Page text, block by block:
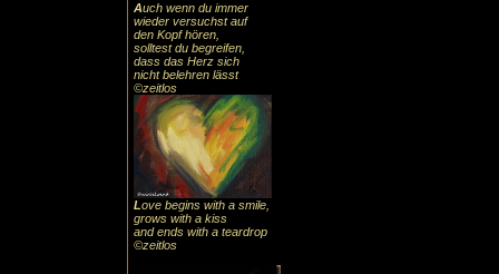
Auch wenn du immer
wieder versuchst auf
den Kopf hören,
solltest du begreifen,
dass das Herz sich
nicht belehren lässt
©zeitlos
Love begins with a smile,
grows with a kiss
and ends with a teardrop
©zeitlos